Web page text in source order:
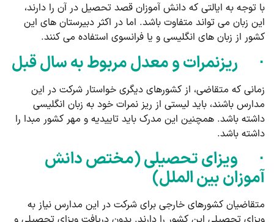
با توجه به ایالتی که دانش آموزان قصد تحصیل در آن را دارند،
این زبان می تواند متفاوت باشد. اما در اکثر دبیرستان های این
کشور از زبان های انگلیسی و یا فرانسوی استفاده می کنند.
· ریزنمرات و معدل مربوط به سال قبل
زمانی که متقاضی، از کشورهای دیگری خواستار شرکت در این
مدارس باشند، باید لیستی از ریز نمرات خود به زبان انگلیسی
داشته باشد. همچنین این مدرک باید تاییدیه و مهر کشور مبدا را
داشته باشد.
· ویزای تحصیلی (مختص دانش
آموزان بین الملل)
متقاضیان کشورهای خارجی برای شرکت در این مدارس نیاز به